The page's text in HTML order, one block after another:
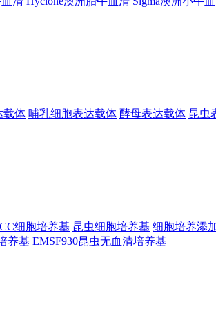
载体 哺乳细胞表达载体 酵母表达载体 昆虫
细胞培养基 昆虫细胞培养基 细胞培养添
养基 EMSF930昆虫无血清培养基